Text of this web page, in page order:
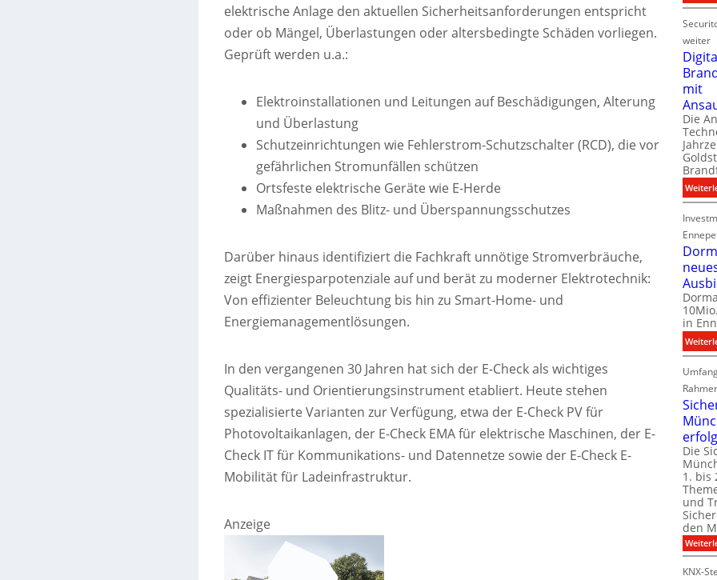
elektrische Anlage den aktuellen Sicherheitsanforderungen entspricht
oder ob Mängel, Überlastungen oder altersbedingte Schäden vorliegen.
Geprüft werden u.a.:
Elektroinstallationen und Leitungen auf Beschädigungen, Alterung
und Überlastung
Schutzeinrichtungen wie Fehlerstrom-Schutzschalter (RCD), die vor
gefährlichen Stromunfällen schützen
Ortsfeste elektrische Geräte wie E-Herde
Maßnahmen des Blitz- und Überspannungsschutzes
Darüber hinaus identifiziert die Fachkraft unnötige Stromverbräuche,
zeigt Energiesparpotenziale auf und berät zu moderner Elektrotechnik:
Von effizienter Beleuchtung bis hin zu Smart-Home- und
Energiemanagementlösungen.
In den vergangenen 30 Jahren hat sich der E-Check als wichtiges
Qualitäts- und Orientierungsinstrument etabliert. Heute stehen
spezialisierte Varianten zur Verfügung, etwa der E-Check PV für
Photovoltaikanlagen, der E-Check EMA für elektrische Maschinen, der E-
Check IT für Kommunikations- und Datennetze sowie der E-Check E-
Mobilität für Ladeinfrastruktur.
Anzeige
weiter
mit
Die
in
Die
1. bis
und
den
KNX-